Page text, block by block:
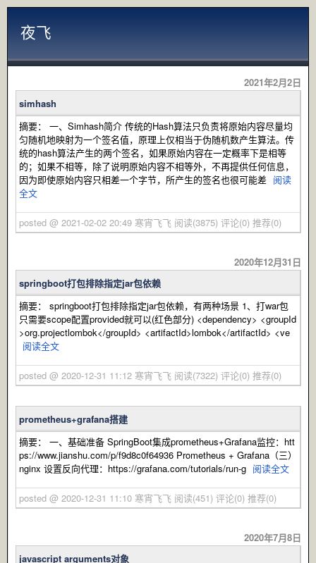
夜飞
2021年2月2日
simhash
摘要： 一、Simhash简介 传统的Hash算法只负责将原始内容尽量均
匀随机地映射为一个签名值，原理上仅相当于伪随机数产生算法。传
统的hash算法产生的两个签名，如果原始内容在一定概率下是相等
的；如果不相等，除了说明原始内容不相等外，不再提供任何信息，
因为即使原始内容只相差一个字节，所产生的签名也很可能差 阅读
全文
posted @ 2021-02-02 20:49 寒宵飞飞 阅读(3875) 评论(0) 推荐(0)
2020年12月31日
springboot打包排除指定jar包依赖
摘要： springboot打包排除指定jar包依赖，有两种场景 1、打war包
只需要scope配置provided就可以(红色部分) <dependency> <groupId
>org.projectlombok</groupId> <artifactId>lombok</artifactId> <ve
阅读全文
posted @ 2020-12-31 11:12 寒宵飞飞 阅读(7322) 评论(0) 推荐(0)
prometheus+grafana搭建
摘要： 一、基础准备 SpringBoot集成prometheus+Grafana监控：htt
ps://www.jianshu.com/p/f9d8c0f64936 Prometheus + Grafana（三）
nginx 设置反向代理：https://grafana.com/tutorials/run-g 阅读全文
posted @ 2020-12-31 11:10 寒宵飞飞 阅读(451) 评论(0) 推荐(0)
2020年7月8日
javascript arguments对象